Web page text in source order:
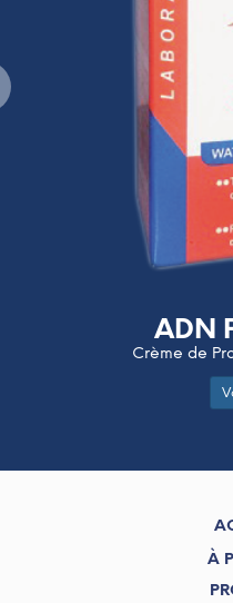
ADN
Crème de
À